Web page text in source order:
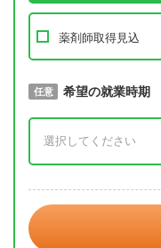
薬剤師取得見込
必須 取得予定年
任意 希望の就業時期